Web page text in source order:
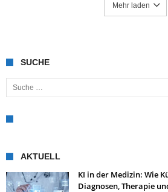
Mehr laden
SUCHE
Suche nach:
AKTUELL
KI in der Medizin: Wie
Diagnosen, Therapie